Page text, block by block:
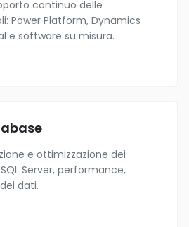
continuo delle
Power Platform, Dynamics
e software su misura.
e ottimizzazione dei
Server, performance,
dati.